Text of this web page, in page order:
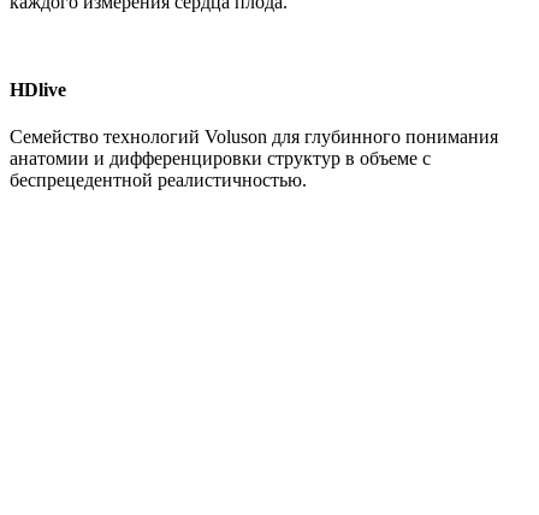
HDlive
Семейство технологий Voluson для глубинного понимания
анатомии и дифференцировки структур в объеме с
беспрецедентной реалистичностью.